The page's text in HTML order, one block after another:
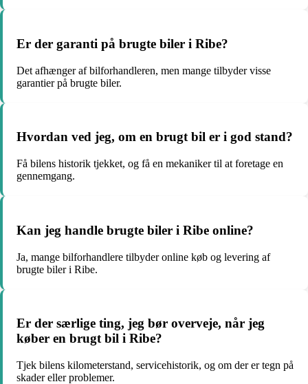
Er der garanti på brugte biler i Ribe?
Det afhænger af bilforhandleren, men mange tilbyder visse
garantier på brugte biler.
Hvordan ved jeg, om en brugt bil er i god stand?
Få bilens historik tjekket, og få en mekaniker til at foretage en
gennemgang.
Kan jeg handle brugte biler i Ribe online?
Ja, mange bilforhandlere tilbyder online køb og levering af
brugte biler i Ribe.
Er der særlige ting, jeg bør overveje, når jeg
køber en brugt bil i Ribe?
Tjek bilens kilometerstand, servicehistorik, og om der er tegn på
skader eller problemer.